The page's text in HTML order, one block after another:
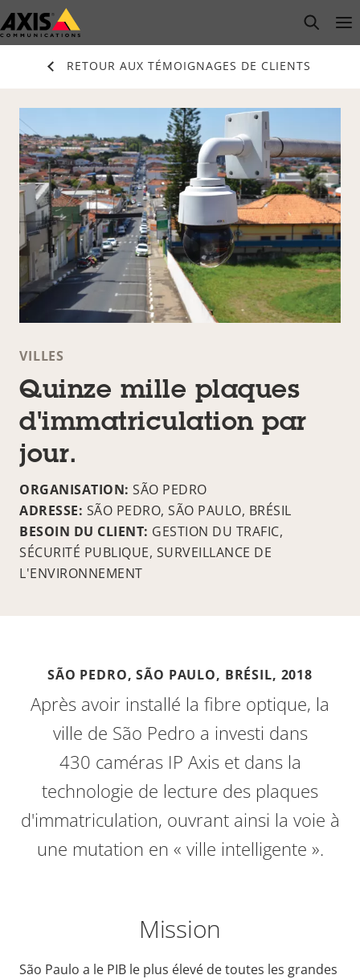
Passer
au
principal
open
RETOUR AUX TÉMOIGNAGES DE CLIENTS
VILLES
Quinze mille plaques
d'immatriculation par
jour.
ORGANISATION: SÃO PEDRO
ADRESSE: SÃO PEDRO, SÃO PAULO, BRÉSIL
BESOIN DU CLIENT: GESTION DU TRAFIC,
SÉCURITÉ PUBLIQUE, SURVEILLANCE DE
L'ENVIRONNEMENT
SÃO PEDRO, SÃO PAULO, BRÉSIL, 2018
Après avoir installé la fibre optique, la
ville de São Pedro a investi dans
430 caméras IP Axis et dans la
technologie de lecture des plaques
d'immatriculation, ouvrant ainsi la voie à
une mutation en « ville intelligente ».
Mission
São Paulo a le PIB le plus élevé de toutes les grandes